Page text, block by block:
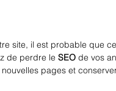
site, il est probable que
de perdre le SEO de vos
pages et